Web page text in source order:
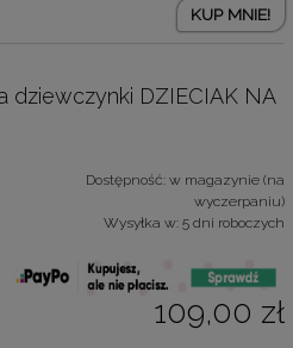
KUP MNIE!
dziewczynki DZIECIAK NA
Dostępność: w magazynie (na
wyczerpaniu)
Wysyłka w: 5 dni roboczych
109,00 zł